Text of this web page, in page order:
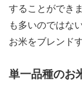
することができ
も多いのではな
お米をブレンド
単一品種のお